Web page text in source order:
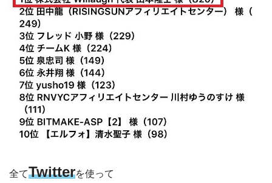
全てTwitterを使って